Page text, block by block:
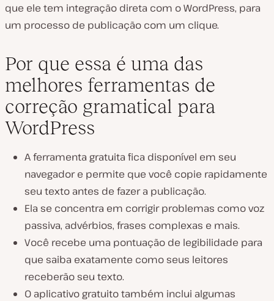
que ele tem integração direta com o WordPress, para
um processo de publicação com um clique.
Por que essa é uma das
melhores ferramentas de
correção gramatical para
WordPress
A ferramenta gratuita fica disponível em seu
navegador e permite que você copie rapidamente
seu texto antes de fazer a publicação.
Ela se concentra em corrigir problemas como voz
passiva, advérbios, frases complexas e mais.
Você recebe uma pontuação de legibilidade para
que saiba exatamente como seus leitores
receberão seu texto.
O aplicativo gratuito também inclui algumas